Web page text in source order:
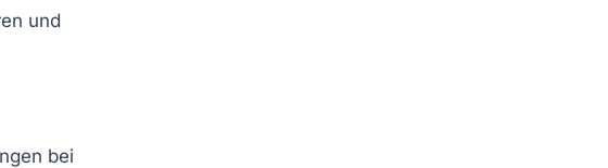
und
bei